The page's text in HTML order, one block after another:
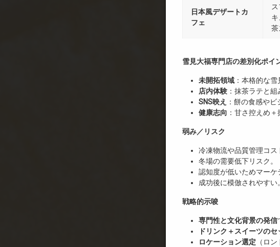
日本風デザートカ
フェ
茶
雪見大福専門店の差別化ポイ
未開拓領域 ：本格的な
店内体験 ：抹茶ラテと
SNS映え
：餅の食感やビ
健康志向 ：甘さ控えめ
弱み／リスク
冷凍物流や品質管理コス
冬場の需要低下リスク。
認知度が低いためマーケ
成功後に模倣されやすい。
戦略的示唆
専門性と文化背景の発信
ドリンク＋スイーツのセ
ロケーション選定 （ロ